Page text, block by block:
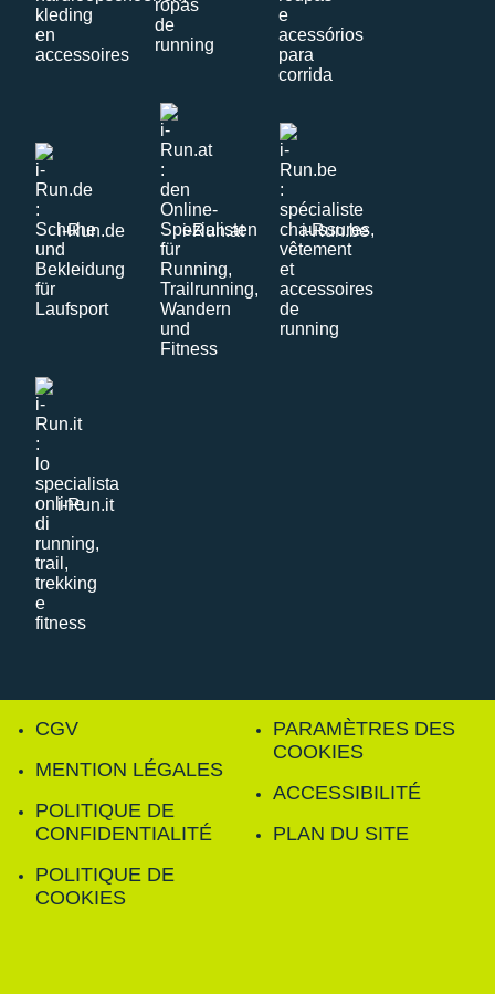
i-Run.de i-Run.at i-Run.be
i-Run.it
CGV
MENTION LÉGALES
POLITIQUE DE
CONFIDENTIALITÉ
POLITIQUE DE
COOKIES
PARAMÈTRES DES
COOKIES
ACCESSIBILITÉ
PLAN DU SITE